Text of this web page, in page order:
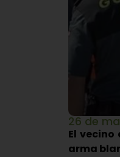
26 de
El
arma